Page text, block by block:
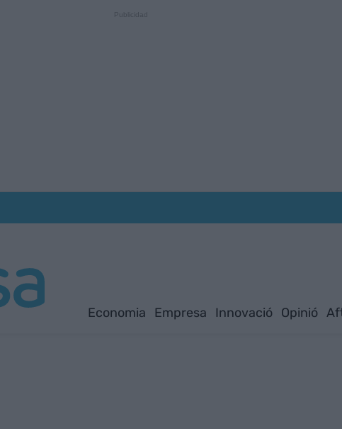
Economia Empresa Innovació Opinió